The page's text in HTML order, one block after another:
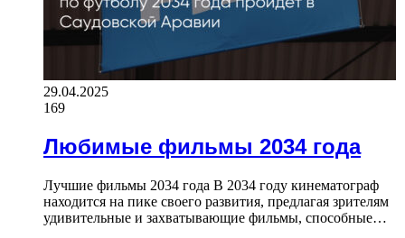
29.04.2025
169
Любимые фильмы 2034 года
Лучшие фильмы 2034 года В 2034 году кинематограф
находится на пике своего развития, предлагая зрителям
удивительные и захватывающие фильмы, способные…